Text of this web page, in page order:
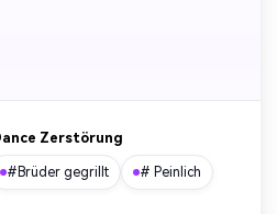
Zerstörung
#Brüder gegrillt # Peinlich